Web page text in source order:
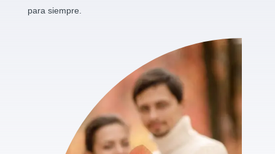
para siempre.